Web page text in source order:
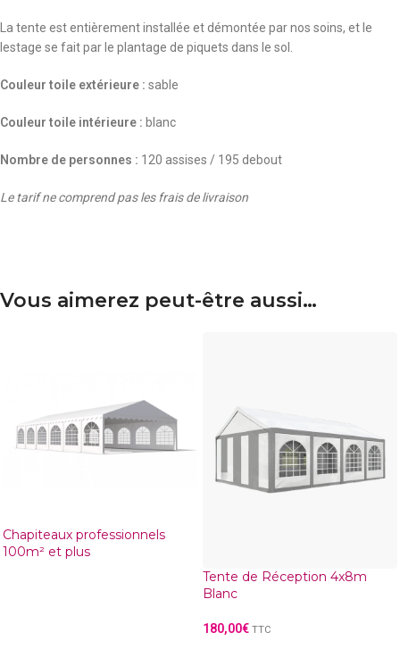
La tente est entièrement installée et démontée par nos soins, et le
lestage se fait par le plantage de piquets dans le sol.
Couleur toile extérieure : sable
Couleur toile intérieure : blanc
Nombre de personnes : 120 assises / 195 debout
Le tarif ne comprend pas les frais de livraison
Vous aimerez peut-être aussi…
Chapiteaux professionnels
100m² et plus
Tente de Réception 4x8m
Blanc
180,00€ TTC